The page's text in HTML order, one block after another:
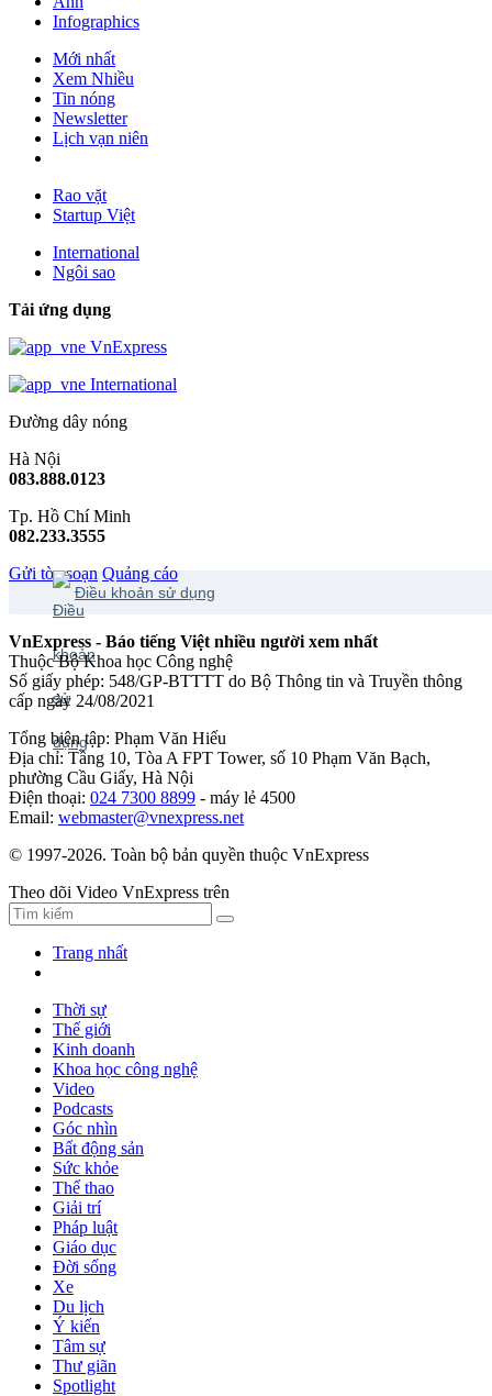
Infographics
Mới nhất
Xem Nhiều
Tin nóng
Newsletter
Lịch vạn niên
Rao vặt
Startup Việt
International
Ngôi sao
Tải ứng dụng
VnExpress
International
Đường dây nóng
Hà Nội
083.888.0123
Tp. Hồ Chí Minh
082.233.3555
Gửi tòa soạn Quảng cáo
Điều khoản sử dụng
VnExpress - Báo tiếng Việt nhiều người xem nhất
Thuộc Bộ Khoa học Công nghệ
Số giấy phép: 548/GP-BTTTT do Bộ Thông tin và Truyền thông
cấp ngày 24/08/2021
Tổng biên tập: Phạm Văn Hiếu
Địa chỉ: Tầng 10, Tòa A FPT Tower, số 10 Phạm Văn Bạch,
phường Cầu Giấy, Hà Nội
Điện thoại: 024 7300 8899 - máy lẻ 4500
Email: webmaster@vnexpress.net
© 1997-2026. Toàn bộ bản quyền thuộc VnExpress
Theo dõi Video VnExpress trên
Trang nhất
Thời sự
Thế giới
Kinh doanh
Khoa học công nghệ
Video
Podcasts
Góc nhìn
Bất động sản
Sức khỏe
Thể thao
Giải trí
Pháp luật
Giáo dục
Đời sống
Xe
Du lịch
Ý kiến
Tâm sự
Thư giãn
Spotlight